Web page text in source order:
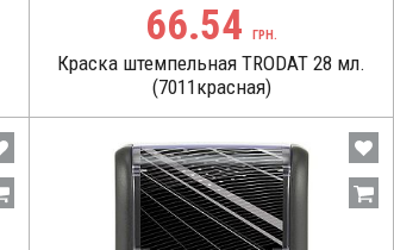
66.54 ГРН.
Краска штемпельная TRODAT 28 мл.
(7011красная)